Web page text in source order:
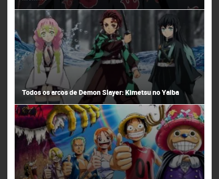
Todos os arcos de Demon Slayer: Kimetsu no Yaiba